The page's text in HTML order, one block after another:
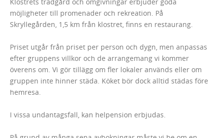
möjligheter till promenader och rekreation. På
Skryllegården, 1,5 km från klostret, finns en restaurang.
Priset utgår från priset per person och dygn, men anpassas
efter gruppens villkor och de arrangemang vi kommer
överens om. Vi gör tillägg om fler lokaler används eller om
gruppen inte hinner städa. Köket bör dock alltid städas före
hemresa.
I vissa undantagsfall, kan helpension erbjudas.